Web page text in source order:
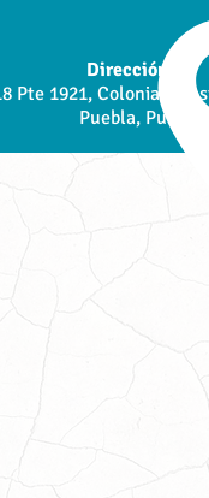
Dirección:
Pte 1921, Colonia
Puebla, Pue.